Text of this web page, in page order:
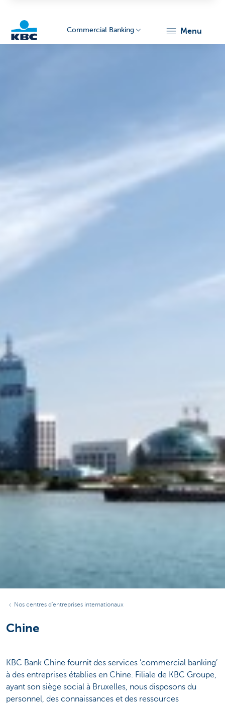
Commercial Banking menu
Nos centres d'entreprises internationaux
Chine
KBC Bank Chine fournit des services ’commercial banking’
à des entreprises établies en Chine. Filiale de KBC Groupe,
ayant son siège social à Bruxelles, nous disposons du
personnel, des connaissances et des ressources